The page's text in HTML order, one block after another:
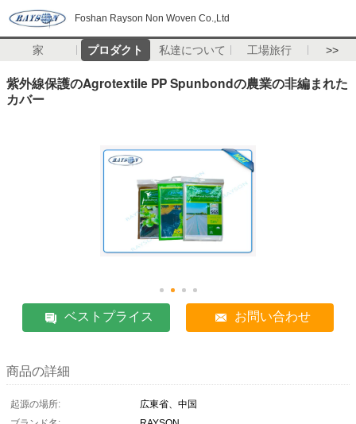
Foshan Rayson Non Woven Co.,Ltd
家 プロダクト 私達について 工場旅行 >>
紫外線保護のAgrotextile PP Spunbondの農業の非編まれた
カバー
ベストプライス お問い合わせ
商品の詳細
起源の場所:
広東省、中国